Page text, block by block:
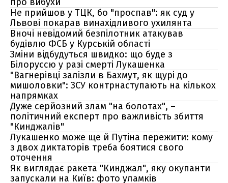
Не прийшов у ТЦК, бо "проспав": як суд у
Львові покарав винахідливого ухилянта
Вночі невідомий безпілотник атакував
будівлю ФСБ у Курській області
Зміни відбудуться швидко: що буде з
Білоруссю у разі смерті Лукашенка
"Вагнерівці залізли в Бахмут, як щурі до
мишоловки": ЗСУ контрнаступають на кількох
напрямках
Дуже серйозний злам "на болотах", –
політичний експерт про важливість збиття
"Кинджалів"
Лукашенко може ще й Путіна пережити: кому
з двох диктаторів треба боятися свого
оточення
Як виглядає ракета "Кинджал", яку окупанти
запускали на Київ: фото уламків